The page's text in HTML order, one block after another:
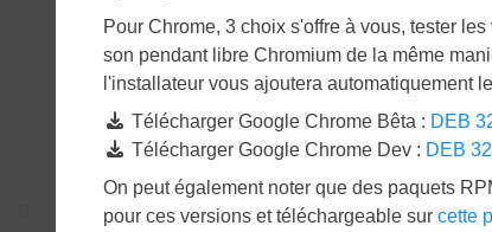
Pour Chrome, 3 choix s'offre à vous, tester
son pendant libre Chromium de la même
l'installateur vous ajoutera automatiquement
Télécharger Google Chrome Bêta : DEB
Télécharger Google Chrome Dev : DEB
On peut également noter que des paquets
pour ces versions et téléchargeable sur cette